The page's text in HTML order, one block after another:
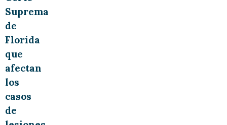
Suprema
de
Florida
que
afectan
los
casos
de